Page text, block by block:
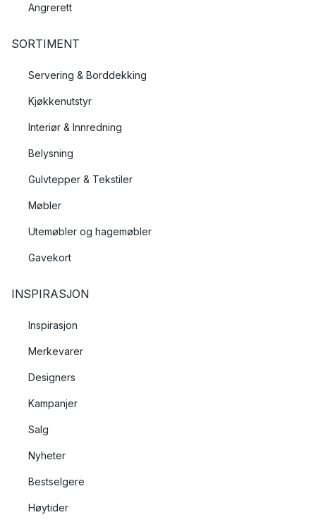
Angrerett
SORTIMENT
Servering & Borddekking
Kjøkkenutstyr
Interiør & Innredning
Belysning
Gulvtepper & Tekstiler
Møbler
Utemøbler og hagemøbler
Gavekort
INSPIRASJON
Inspirasjon
Merkevarer
Designers
Kampanjer
Salg
Nyheter
Bestselgere
Høytider